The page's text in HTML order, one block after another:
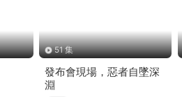
51 集
發布會現場，惡者自墜深
淵